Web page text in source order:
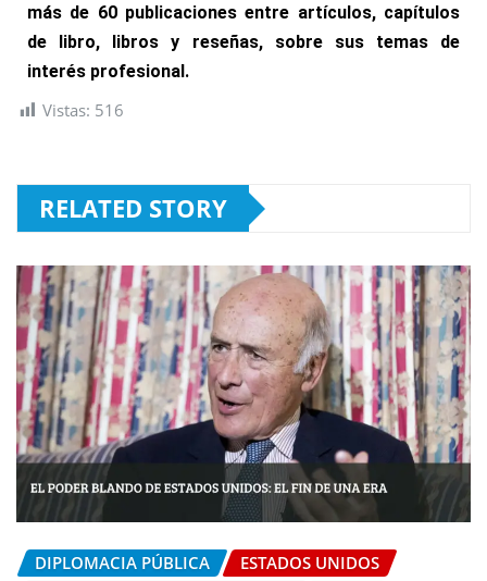
más de 60 publicaciones entre artículos, capítulos
de libro, libros y reseñas, sobre sus temas de
interés profesional.
Vistas: 516
RELATED STORY
DIPLOMACIA PÚBLICA
ESTADOS UNIDOS